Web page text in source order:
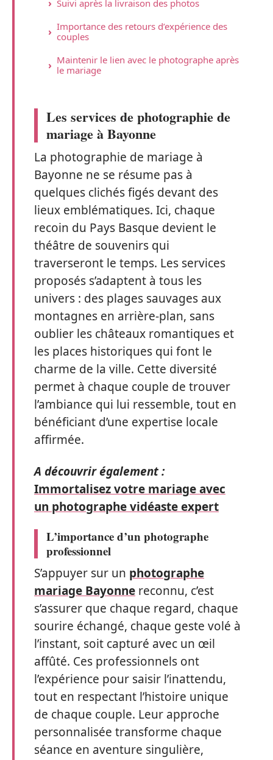
Suivi après la livraison des photos
Importance des retours d’expérience des
couples
Maintenir le lien avec le photographe après
le mariage
Les services de photographie de
mariage à Bayonne
La photographie de mariage à
Bayonne ne se résume pas à
quelques clichés figés devant des
lieux emblématiques. Ici, chaque
recoin du Pays Basque devient le
théâtre de souvenirs qui
traverseront le temps. Les services
proposés s’adaptent à tous les
univers : des plages sauvages aux
montagnes en arrière-plan, sans
oublier les châteaux romantiques et
les places historiques qui font le
charme de la ville. Cette diversité
permet à chaque couple de trouver
l’ambiance qui lui ressemble, tout en
bénéficiant d’une expertise locale
affirmée.
A découvrir également :
Immortalisez votre mariage avec
un photographe vidéaste expert
L’importance d’un photographe
professionnel
S’appuyer sur un photographe
mariage Bayonne reconnu, c’est
s’assurer que chaque regard, chaque
sourire échangé, chaque geste volé à
l’instant, soit capturé avec un œil
affûté. Ces professionnels ont
l’expérience pour saisir l’inattendu,
tout en respectant l’histoire unique
de chaque couple. Leur approche
personnalisée transforme chaque
séance en aventure singulière,